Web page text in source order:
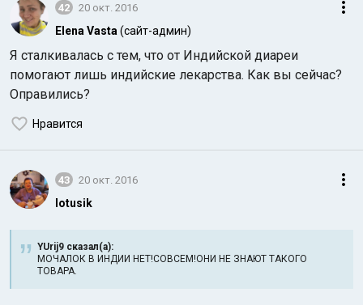
42 20 окт. 2016
Elena Vasta (сайт-админ)
Я сталкивалась с тем, что от Индийской диареи
помогают лишь индийские лекарства. Как вы сейчас?
Оправились?
Нравится
43 20 окт. 2016
lotusik
YUrij9 сказал(а):
МОЧАЛОК В ИНДИИ НЕТ!СОВСЕМ!ОНИ НЕ ЗНАЮТ ТАКОГО
ТОВАРА.